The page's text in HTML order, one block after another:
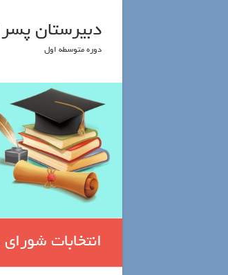
دبیرستان
دوره متوسطه اول
انتخابات